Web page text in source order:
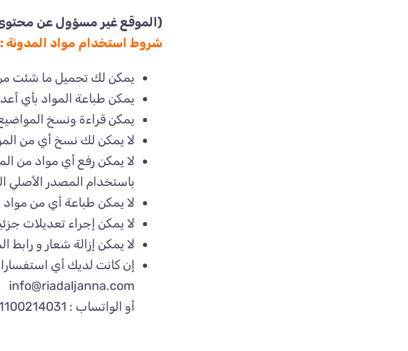
(الموقع غير مسؤول عن محتوى
شروط استخدام مواد المدونة :
يمكن لك تحميل ما شئت من
يمكن طباعة المواد بأي
يمكن قراءة ونسخ
لا يمكن لك نسخ أي من
لا يمكن رفع أي مواد من
باستخدام المصدر الأصلي
لا يمكن طباعة أي من
لا يمكن إجراء تعديلات
لا يمكن إزالة شعار و رابط
إن كانت لديك أي
info@riadaljanna.com
أو الواتساب : 00201100214031